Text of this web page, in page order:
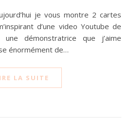
d’une video Youtube de
une démonstratrice que j’aime
énormément de…
LA SUITE